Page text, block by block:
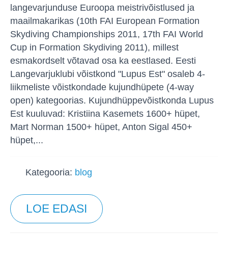
langevarjunduse Euroopa meistrivõistlused ja
maailmakarikas (10th FAI European Formation
Skydiving Championships 2011, 17th FAI World
Cup in Formation Skydiving 2011), millest
esmakordselt võtavad osa ka eestlased. Eesti
Langevarjuklubi võistkond "Lupus Est" osaleb 4-
liikmeliste võistkondade kujundhüpete (4-way
open) kategoorias. Kujundhüppevõistkonda Lupus
Est kuuluvad: Kristiina Kasemets 1600+ hüpet,
Mart Norman 1500+ hüpet, Anton Sigal 450+
hüpet,...
Kategooria: blog
LOE EDASI